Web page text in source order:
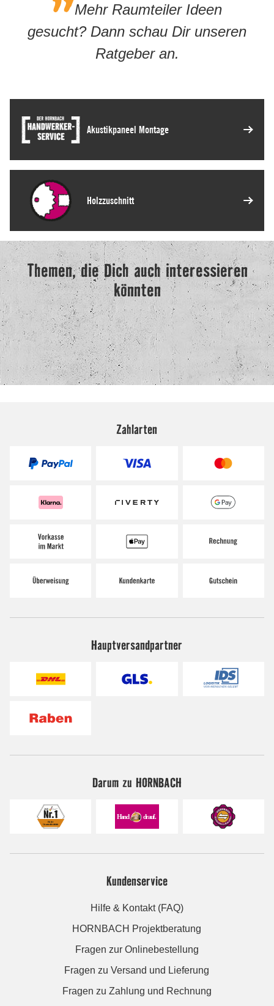
Zahlarten
Hauptversandpartner
Darum zu HORNBACH
Kundenservice
Hilfe & Kontakt (FAQ)
HORNBACH Projektberatung
Fragen zur Onlinebestellung
Fragen zu Versand und Lieferung
Fragen zu Zahlung und Rechnung